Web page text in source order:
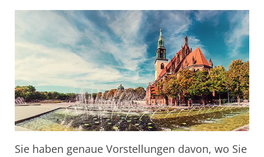
Sie haben genaue Vorstellungen davon, wo Sie